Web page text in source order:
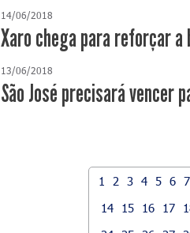
14/06/2018
Xaro chega para reforçar a
13/06/2018
São José precisará vencer
1 2 3 4 5 6 7
14
15 16 17